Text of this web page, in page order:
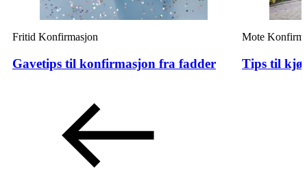
Fritid Konfirmasjon
Gavetips til konfirmasjon fra fadder
Mote
Tips til